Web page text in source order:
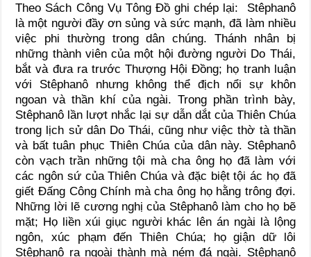
Theo Sách Công Vụ Tông Ðồ ghi chép lại: Stêphanô
là một người đầy ơn sủng và sức mạnh, đã làm nhiều
việc phi thường trong dân chúng. Thánh nhân bị
những thành viên của một hội đường người Do Thái,
bắt và đưa ra trước Thượng Hội Đồng; họ tranh luận
với Stêphanô nhưng không thể địch nổi sự khôn
ngoan và thần khí của ngài. Trong phần trình bày,
Stêphanô lần lượt nhắc lại sự dẫn dắt của Thiên Chúa
trong lịch sử dân Do Thái, cũng như việc thờ tà thần
và bất tuân phục Thiên Chúa của dân này. Stêphanô
còn vạch trần những tội mà cha ông họ đã làm với
các ngôn sứ của Thiên Chúa và đặc biệt tội ác họ đã
giết Đấng Công Chính mà cha ông họ hằng trông đợi.
Những lời lẽ cương nghị của Stêphanô làm cho họ bẽ
mặt; Họ liền xúi giục người khác lên án ngài là lộng
ngôn, xúc phạm đến Thiên Chúa; họ giận dữ lôi
Stêphanô ra ngoài thành mà ném đá ngài. Stêphanô